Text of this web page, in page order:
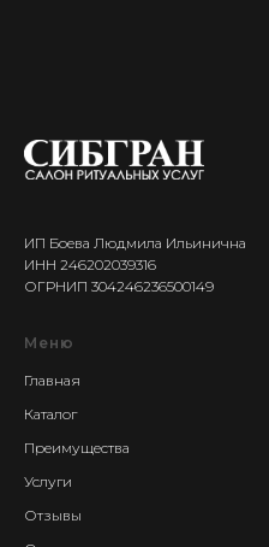
ИП Боева Людмила Ильинична
ИНН 246202039316
ОГРНИП 304246236500149
Меню
Главная
Каталог
Преимущества
Услуги
Отзывы